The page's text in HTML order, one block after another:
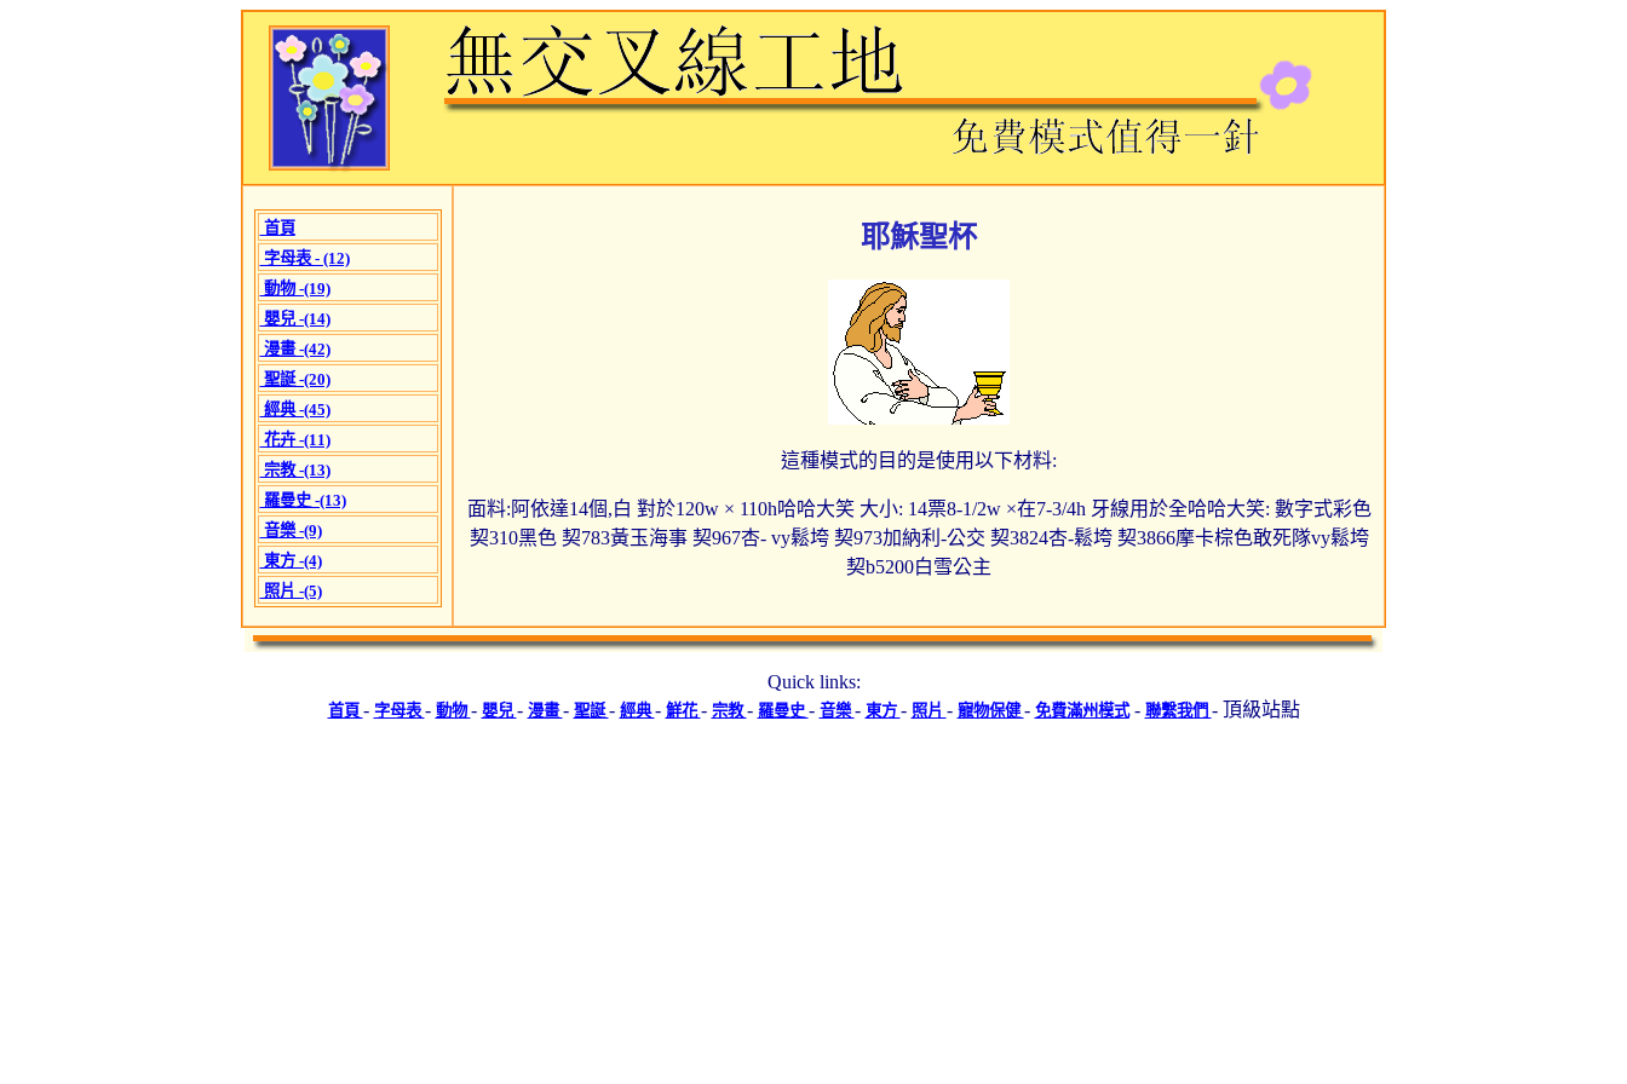
首頁
字母表 - (12)
動物 -(19)
嬰兒 -(14)
漫畫 -(42)
聖誕 -(20)
經典 -(45)
花卉 -(11)
宗教 -(13)
羅曼史 -(13)
音樂 -(9)
東方 -(4)
照片 -(5)
耶穌聖杯
這種模式的目的是使用以下材料:
面料:阿依達14個,白 對於120w × 110h哈哈大笑 大小: 14票8-1/2w ×在7-3/4h 牙線用於全哈哈大笑: 數字式彩色
契310黑色 契783黃玉海事 契967杏- vy鬆垮 契973加納利-公交 契3824杏-鬆垮 契3866摩卡棕色敢死隊vy鬆垮
契b5200白雪公主
Quick links:
首頁 - 字母表 - 動物- 嬰兒- 漫畫- 聖誕- 經典- 鮮花- 宗教- 羅曼史 - 音樂- 東方 - 照片 - 寵物保健- 免費滿州模式- 聯繫我們 - 頂級站點